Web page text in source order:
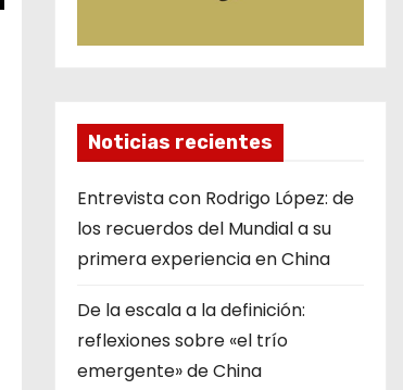
Noticias recientes
Entrevista con Rodrigo López: de
los recuerdos del Mundial a su
primera experiencia en China
De la escala a la definición:
reflexiones sobre «el trío
emergente» de China